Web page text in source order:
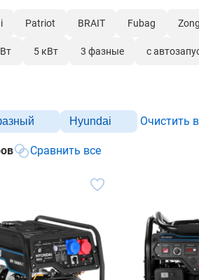
Patriot BRAIT Fubag
5 кВт 3 фазные с
Hyundai Очистить
Сравнить все